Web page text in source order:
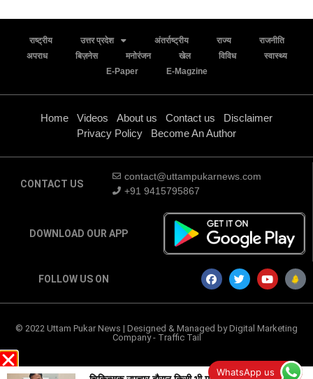
राष्ट्रीय उत्तर प्रदेश अंतर्राष्ट्रीय राज्य
राजनीति
अपराध
बिज़नेस मनोरंजन खेल विविध
स्वास्थ्य
E-Paper
E-Magzine
Home Videos About us Contact us
Disclaimer
Privacy Policy
Become An Author
CONTACT US
contact@uttampukarnews.com
+91 9415795867
DOWNLOAD OUR APP
FOLLOW US ON
© 2022 Uttam Pukar News | Designed & Managed byDigital Marketing
Company- Traffic Tail
WhatsApp us